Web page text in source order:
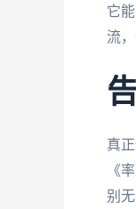
它
流
真
《
别